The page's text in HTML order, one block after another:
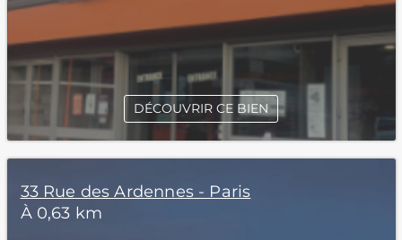
DÉCOUVRIR CE BIEN
33 Rue des Ardennes - Paris
À 0,63 km